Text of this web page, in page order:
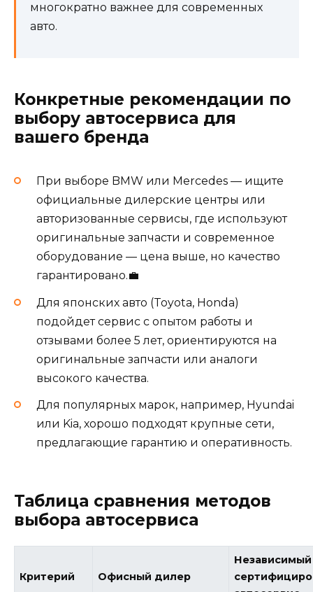
многократно важнее для современных
авто.
Конкретные рекомендации по
выбору автосервиса для
вашего бренда
При выборе BMW или Mercedes — ищите
официальные дилерские центры или
авторизованные сервисы, где используют
оригинальные запчасти и современное
оборудование — цена выше, но качество
гарантировано.💼
Для японских авто (Toyota, Honda)
подойдет сервис с опытом работы и
отзывами более 5 лет, ориентируются на
оригинальные запчасти или аналоги
высокого качества.
Для популярных марок, например, Hyundai
или Kia, хорошо подходят крупные сети,
предлагающие гарантию и оперативность.
Таблица сравнения методов
выбора автосервиса
Критерий Офисный дилер
Независимый